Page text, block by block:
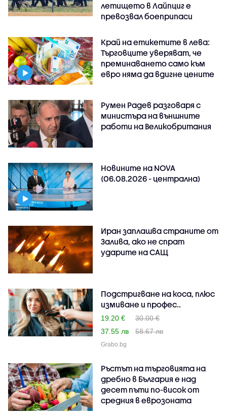
летището в Лайпциг е
превозвал боеприпаси
Край на етикетите в лева:
Търговците уверяват, че
преминаването само към
евро няма да вдигне цените
Румен Радев разговаря с
министъра на външните
работи на Великобритания
Новините на NOVA
(06.08.2026 - централна)
Иран заплашва страните от
Залива, ако не спрат
ударите на САЩ
Подстригване на коса, плюс
измиване и профес..
19.20 €
30.00 €
37.55 лв
58.67 лв
Grabo.bg
Ръстът на търговията на
дребно в България е над
десет пъти по-висок от
средния в еврозоната